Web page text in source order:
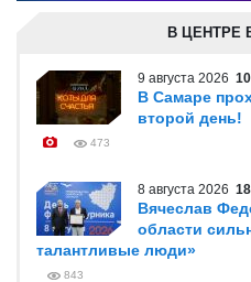
В ЦЕНТРЕ
9 августа 2026
В Самаре
второй день!
473
8 августа 2026
Вячеслав
области
талантливые люди»
843